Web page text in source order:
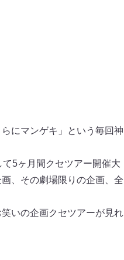
にマンゲキ」という毎回神
5ヶ月間クセツアー開催大
、その劇場限りの企画、全
いの企画クセツアーが見れ